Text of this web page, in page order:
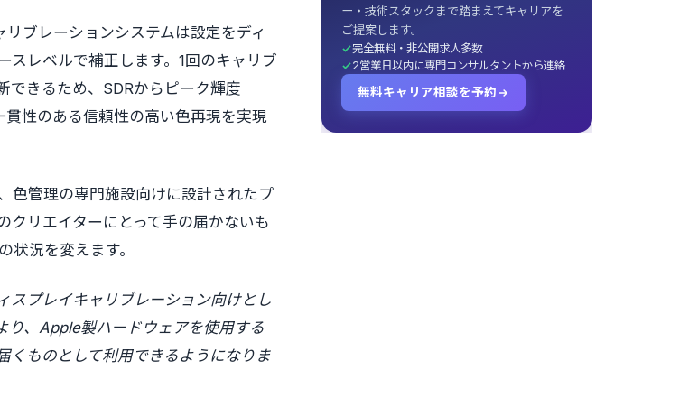
ブレーションシステムは設定をディ
スレベルで補正します。1回のキャリブ
できるため、SDRからピーク輝度
性のある信頼性の高い色再現を実現
色管理の専門施設向けに設計されたプ
クリエイターにとって手の届かないも
況を変えます。
スプレイキャリブレーション向けとし
り、Apple製ハードウェアを使用する
くものとして利用できるようになりま
ー・技術スタックまで踏まえてキャリアを
ご提案します。
完全無料・非公開求人多数
2営業日以内に専門コンサルタントから連絡
無料キャリア相談を予約